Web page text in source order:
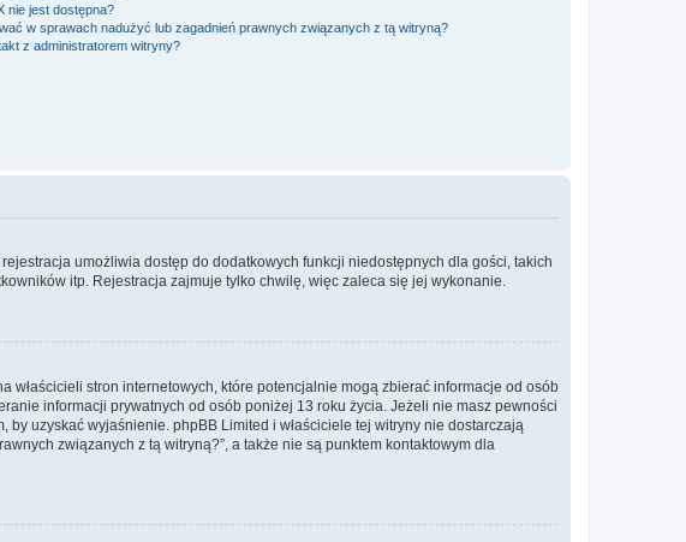
nie jest dostępna?
w sprawach nadużyć lub zagadnień prawnych związanych z tą witryną?
z administratorem witryny?
umożliwia dostęp do dodatkowych funkcji niedostępnych dla gości, takich
itp. Rejestracja zajmuje tylko chwilę, więc zaleca się jej wykonanie.
właścicieli stron internetowych, które potencjalnie mogą zbierać informacje od osób
informacji prywatnych od osób poniżej 13 roku życia. Jeżeli nie masz pewności
uzyskać wyjaśnienie. phpBB Limited i właściciele tej witryny nie dostarczają
związanych z tą witryną?”, a także nie są punktem kontaktowym dla